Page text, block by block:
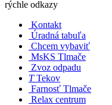
rýchle odkazy
Kontakt
Úradná tabuľa
Chcem vybaviť
MsKS Tlmače
Zvoz odpadu
T Tekov
Farnosť Tlmače
Relax centrum